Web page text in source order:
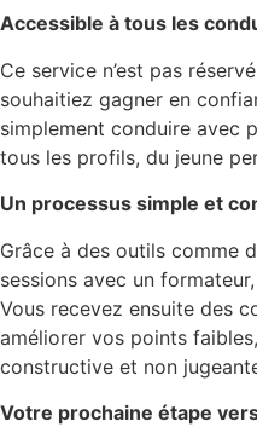
Accessible à tous les
Ce service n’est pas
souhaitiez gagner en
simplement conduire avec
tous les profils, du jeune
Un processus simple et
Grâce à des outils comme
sessions avec un
Vous recevez ensuite des
améliorer vos points
constructive et non
Votre prochaine étape